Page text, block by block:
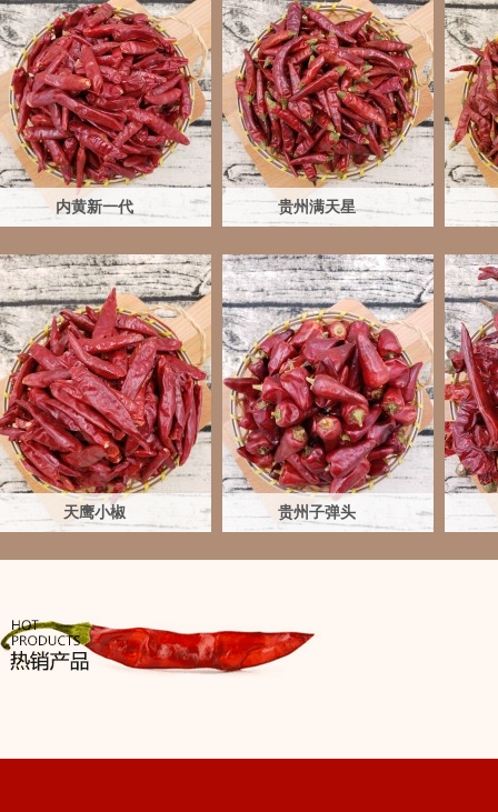
内黄新一代
240元/25斤
内黄新一代
贵州满天星
550元/48斤
贵州满天星
450元
天鹰小椒 贵州子弹头